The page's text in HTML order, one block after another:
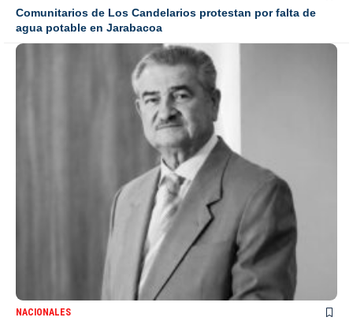
Comunitarios de Los Candelarios protestan por falta de
agua potable en Jarabacoa
NACIONALES